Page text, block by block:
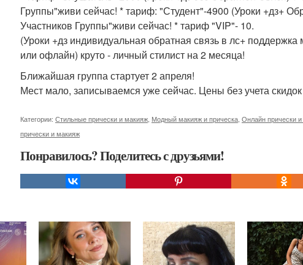
Группы"живи сейчас! * тариф: "Студент"-4900 (Уроки +дз+
Участников Группы"живи сейчас! * тариф "VIP"- 10.
(Уроки +дз индивидуальная обратная связь в лс+
или офлайн) круто - личный стилист на 2 месяца!
Ближайшая группа стартует 2 апреля!
Мест мало, записываемся уже сейчас. Цены без учета
Категории: Стильные прически и макияж Модный макияж и прическа Онлайн прически
прически и макияж
Понравилось? Поделитесь с друзьями!